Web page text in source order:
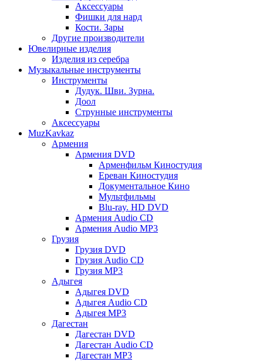
Аксессуары
Фишки для нард
Кости. Зары
Другие производители
Ювелирные изделия
Изделия из серебра
Музыкальные инструменты
Инструменты
Дудук. Шви. Зурна.
Доол
Струнные инструменты
Аксессуары
MuzKavkaz
Армения
Армения DVD
Арменфильм Киностудия
Ереван Киностудия
Документальное Кино
Мультфильмы
Blu-ray. HD DVD
Армения Audio CD
Армения Audio MP3
Грузия
Грузия DVD
Грузия Audio CD
Грузия MP3
Адыгея
Адыгея DVD
Адыгея Audio CD
Адыгея MP3
Дагестан
Дагестан DVD
Дагестан Audio CD
Дагестан MP3